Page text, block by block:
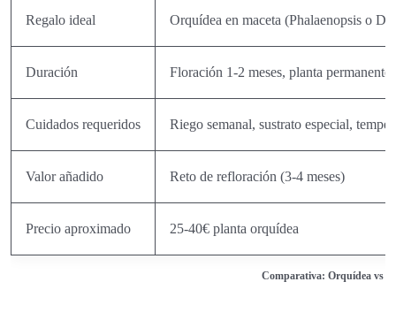
Comparativa: Orquídea vs
Regalo ideal Orquídea en maceta (Phalaenopsis o
Duración Floración 1-2 meses, planta permanente
Cuidados requeridos Riego semanal, sustrato especial,
Valor añadido Reto de refloración (3-4 meses)
Precio aproximado 25-40€ planta orquídea